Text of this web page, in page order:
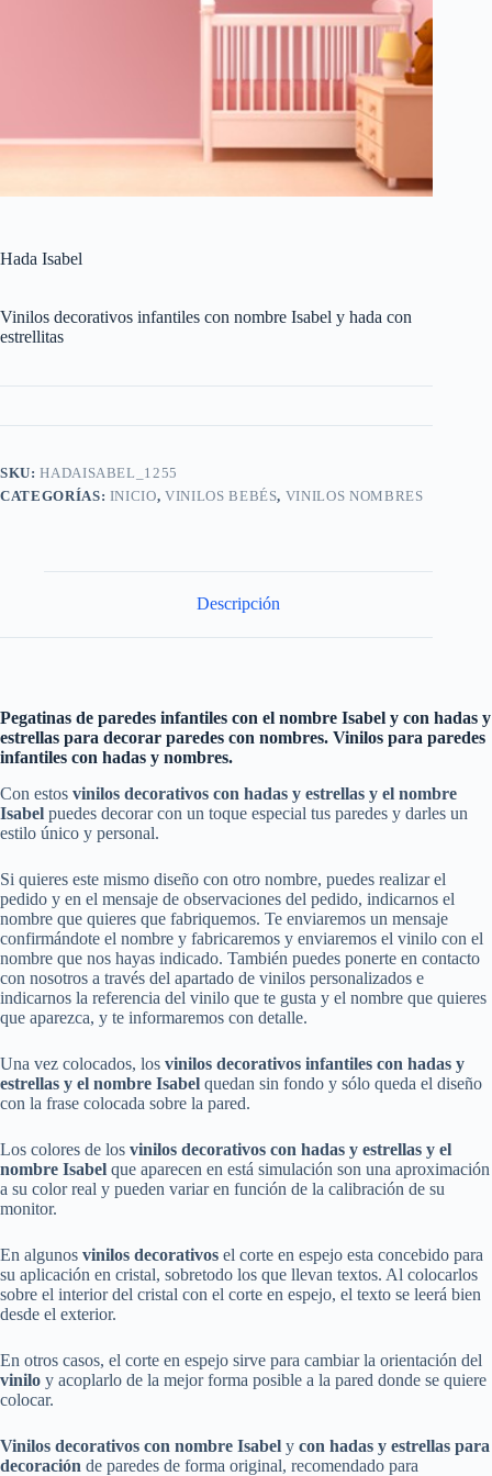
Hada Isabel
Vinilos decorativos infantiles con nombre Isabel y hada con
estrellitas
SKU:HADAISABEL_1255
CATEGORÍAS: INICIO,VINILOS BEBÉS, VINILOS NOMBRES
Descripción
Pegatinas de paredes infantiles con el nombre Isabel y con hadas y
estrellas para decorar paredes con nombres. Vinilos para paredes
infantiles con hadas y nombres.
Con estos vinilos decorativos con hadas y estrellas y el nombre
Isabel puedes decorar con un toque especial tus paredes y darles un
estilo único y personal.
Si quieres este mismo diseño con otro nombre, puedes realizar el
pedido y en el mensaje de observaciones del pedido, indicarnos el
nombre que quieres que fabriquemos. Te enviaremos un mensaje
confirmándote el nombre y fabricaremos y enviaremos el vinilo con el
nombre que nos hayas indicado. También puedes ponerte en contacto
con nosotros a través del apartado de vinilos personalizados e
indicarnos la referencia del vinilo que te gusta y el nombre que quieres
que aparezca, y te informaremos con detalle.
Una vez colocados, los vinilos decorativos infantiles con hadas y
estrellas y el nombre Isabel quedan sin fondo y sólo queda el diseño
con la frase colocada sobre la pared.
Los colores de los vinilos decorativos con hadas y estrellas y el
nombre Isabel que aparecen en está simulación son una aproximación
a su color real y pueden variar en función de la calibración de su
monitor.
En algunos vinilos decorativos el corte en espejo esta concebido para
su aplicación en cristal, sobretodo los que llevan textos. Al colocarlos
sobre el interior del cristal con el corte en espejo, el texto se leerá bien
desde el exterior.
En otros casos, el corte en espejo sirve para cambiar la orientación del
vinilo y acoplarlo de la mejor forma posible a la pared donde se quiere
colocar.
Vinilos decorativos con nombre Isabel y con hadas y estrellas para
decoración de paredes de forma original, recomendado para